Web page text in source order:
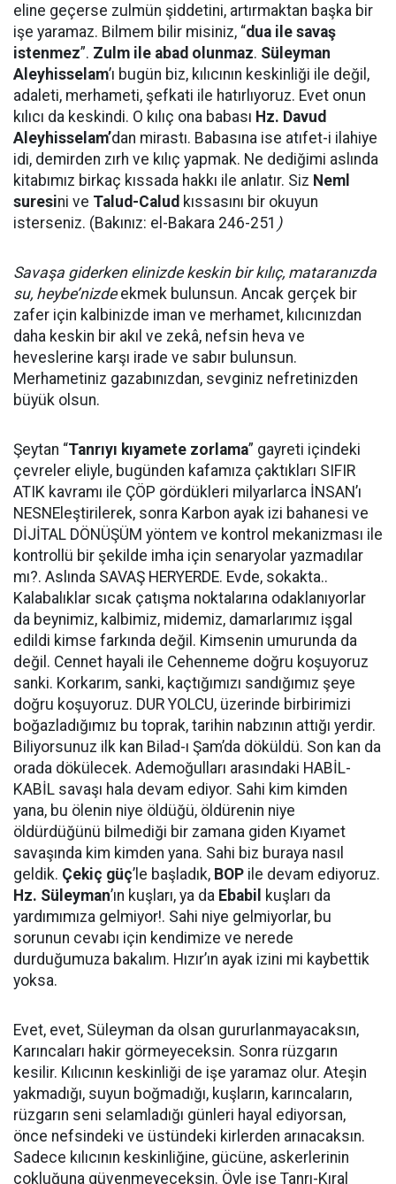
eline geçerse zulmün şiddetini, artırmaktan başka bir
işe yaramaz. Bilmem bilir misiniz, “dua ile savaş
istenmez”. Zulm ile abad olunmaz. Süleyman
Aleyhisselam’ı bugün biz, kılıcının keskinliği ile değil,
adaleti, merhameti, şefkati ile hatırlıyoruz. Evet onun
kılıcı da keskindi. O kılıç ona babası Hz. Davud
Aleyhisselam’dan mirastı. Babasına ise atıfet-i ilahiye
idi, demirden zırh ve kılıç yapmak. Ne dediğimi aslında
kitabımız birkaç kıssada hakkı ile anlatır. Siz Neml
suresini ve Talud-Calud kıssasını bir okuyun
isterseniz. (Bakınız: el-Bakara 246-251 )
Savaşa giderken elinizde keskin bir kılıç, mataranızda
su, heybe’nizdeekmek bulunsun. Ancak gerçek bir
zafer için kalbinizde iman ve merhamet, kılıcınızdan
daha keskin bir akıl ve zekâ, nefsin heva ve
heveslerine karşı irade ve sabır bulunsun.
Merhametiniz gazabınızdan, sevginiz nefretinizden
büyük olsun.
Şeytan “Tanrıyı kıyamete zorlama” gayreti içindeki
çevreler eliyle, bugünden kafamıza çaktıkları SIFIR
ATIK kavramı ile ÇÖP gördükleri milyarlarca İNSAN’ı
NESNEleştirilerek, sonra Karbon ayak izi bahanesi ve
DİJİTAL DÖNÜŞÜM yöntem ve kontrol mekanizması ile
kontrollü bir şekilde imha için senaryolar yazmadılar
mı?. Aslında SAVAŞ HERYERDE. Evde, sokakta..
Kalabalıklar sıcak çatışma noktalarına odaklanıyorlar
da beynimiz, kalbimiz, midemiz, damarlarımız işgal
edildi kimse farkında değil. Kimsenin umurunda da
değil. Cennet hayali ile Cehenneme doğru koşuyoruz
sanki. Korkarım, sanki, kaçtığımızı sandığımız şeye
doğru koşuyoruz. DUR YOLCU, üzerinde birbirimizi
boğazladığımız bu toprak, tarihin nabzının attığı yerdir.
Biliyorsunuz ilk kan Bilad-ı Şam’da döküldü. Son kan da
orada dökülecek. Ademoğulları arasındaki HABİL-
KABİL savaşı hala devam ediyor. Sahi kim kimden
yana, bu ölenin niye öldüğü, öldürenin niye
öldürdüğünü bilmediği bir zamana giden Kıyamet
savaşında kim kimden yana. Sahi biz buraya nasıl
geldik. Çekiç güç’le başladık, BOP ile devam ediyoruz.
Hz. Süleyman’ın kuşları, ya da Ebabil kuşları da
yardımımıza gelmiyor!. Sahi niye gelmiyorlar, bu
sorunun cevabı için kendimize ve nerede
durduğumuza bakalım. Hızır’ın ayak izini mi kaybettik
yoksa.
Evet, evet, Süleyman da olsan gururlanmayacaksın,
Karıncaları hakir görmeyeceksin. Sonra rüzgarın
kesilir. Kılıcının keskinliği de işe yaramaz olur. Ateşin
yakmadığı, suyun boğmadığı, kuşların, karıncaların,
rüzgarın seni selamladığı günleri hayal ediyorsan,
önce nefsindeki ve üstündeki kirlerden arınacaksın.
Sadece kılıcının keskinliğine, gücüne, askerlerinin
çokluğuna güvenmeyeceksin. Öyle ise Tanrı-Kıral